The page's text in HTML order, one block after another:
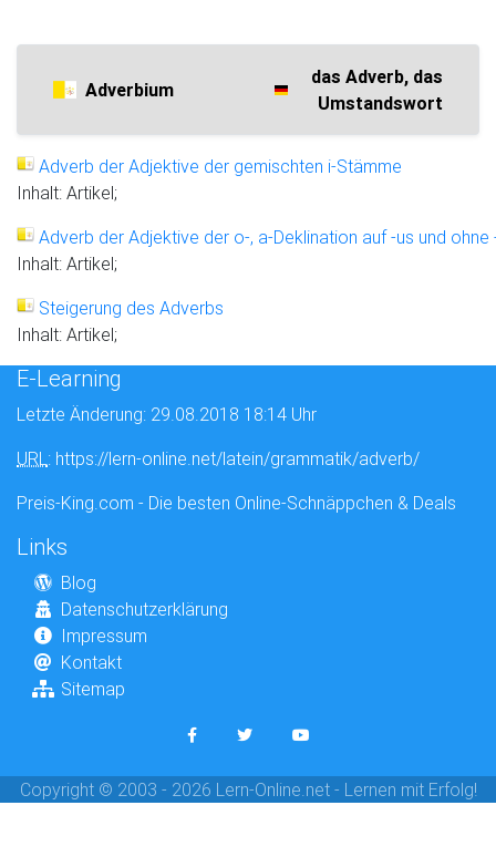
Adverbium
das Adverb, das
Umstandswort
Adverb der Adjektive der gemischten i-Stämme
Inhalt: Artikel;
Adverb der Adjektive der o-, a-Deklination auf -us und ohne
Inhalt: Artikel;
Steigerung des Adverbs
Inhalt: Artikel;
E-Learning
Letzte Änderung: 29.08.2018 18:14 Uhr
URL: https://lern-online.net/latein/grammatik/adverb/
Preis-King.com - Die besten Online-Schnäppchen & Deals
Links
Blog
Datenschutzerklärung
Impressum
Kontakt
Sitemap
Copyright © 2003 - 2026 Lern-Online.net - Lernen mit Erfolg!